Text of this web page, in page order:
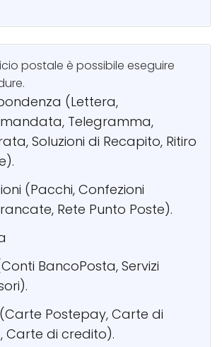
postale è possibile eseguire
(Lettera,
Telegramma,
Soluzioni di Recapito, Ritiro
(Pacchi, Confezioni
Rete Punto Poste).
BancoPosta, Servizi
Postepay, Carte di
Carte di credito).